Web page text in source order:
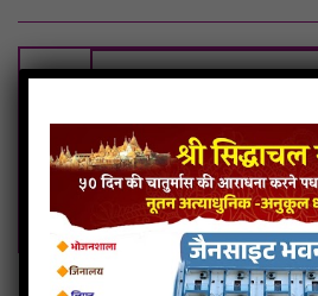
Guruji Bade Gyani